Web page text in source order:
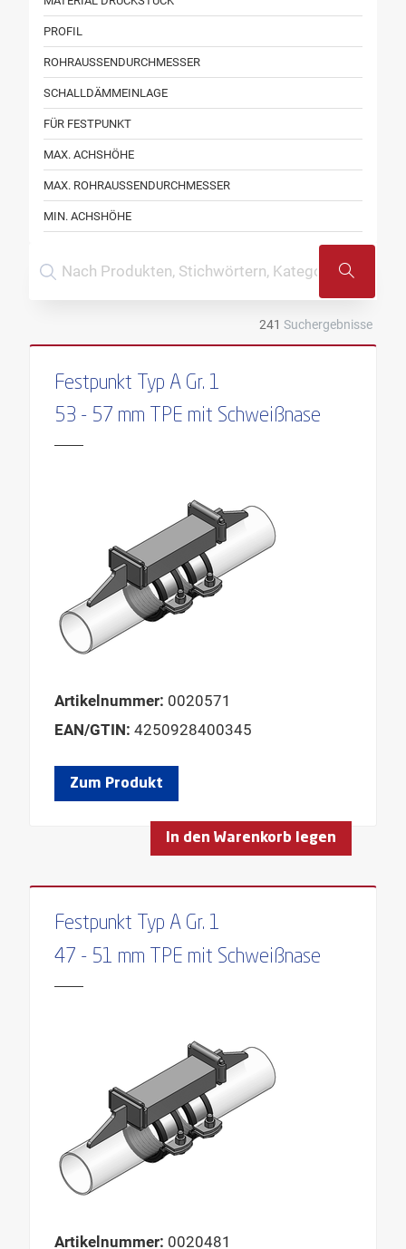
PROFIL
ROHRAUSSENDURCHMESSER
SCHALLDÄMMEINLAGE
FÜR FESTPUNKT
MAX. ACHSHÖHE
MAX. ROHRAUSSENDURCHMESSER
MIN. ACHSHÖHE
241 Suchergebnisse
Festpunkt Typ A Gr. 1
53 - 57 mm TPE mit Schweißnase
Artikelnummer: 0020571
EAN/GTIN: 4250928400345
Zum Produkt
In den Warenkorb legen
Festpunkt Typ A Gr. 1
47 - 51 mm TPE mit Schweißnase
Artikelnummer: 0020481